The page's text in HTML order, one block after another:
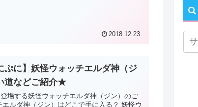
2018.12.23
ぷに】妖怪ウォッチエルダ神（ジ
道などご紹介★
場する妖怪ウォッチエルダ神（ジン）のご
ルダ神（ジン）はどこで手に入る？ 妖怪ウ